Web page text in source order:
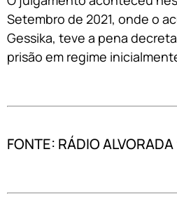
Setembro de 2021, onde o
Gessika, teve a pena
prisão em regime
FONTE: RÁDIO